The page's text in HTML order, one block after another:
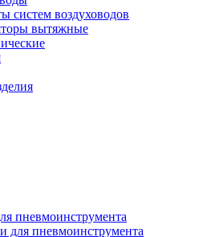
систем воздуховодов
вытяжные
пневмоинструмента
для пневмоинструмента